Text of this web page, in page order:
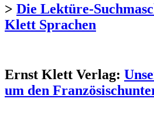
> Die Lektüre-
Klett Sprachen
Ernst Klett Verlag:
um den